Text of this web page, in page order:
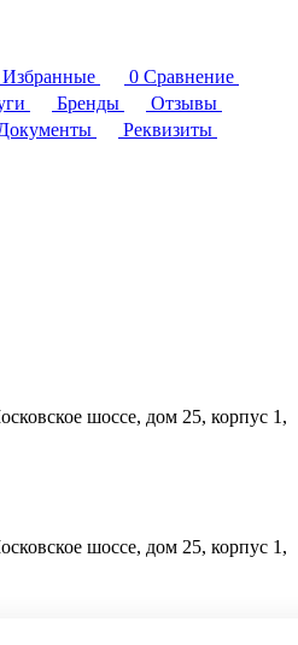
Избранные 0 Сравнение
Бренды
Отзывы
Реквизиты
шоссе, дом 25, корпус 1,
шоссе, дом 25, корпус 1,